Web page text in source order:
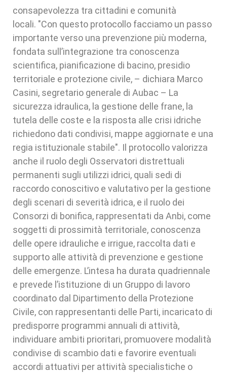
consapevolezza tra cittadini e comunità
locali. "Con questo protocollo facciamo un passo
importante verso una prevenzione più moderna,
fondata sull’integrazione tra conoscenza
scientifica, pianificazione di bacino, presidio
territoriale e protezione civile, – dichiara Marco
Casini, segretario generale di Aubac – La
sicurezza idraulica, la gestione delle frane, la
tutela delle coste e la risposta alle crisi idriche
richiedono dati condivisi, mappe aggiornate e una
regia istituzionale stabile". Il protocollo valorizza
anche il ruolo degli Osservatori distrettuali
permanenti sugli utilizzi idrici, quali sedi di
raccordo conoscitivo e valutativo per la gestione
degli scenari di severità idrica, e il ruolo dei
Consorzi di bonifica, rappresentati da Anbi, come
soggetti di prossimità territoriale, conoscenza
delle opere idrauliche e irrigue, raccolta dati e
supporto alle attività di prevenzione e gestione
delle emergenze. L’intesa ha durata quadriennale
e prevede l’istituzione di un Gruppo di lavoro
coordinato dal Dipartimento della Protezione
Civile, con rappresentanti delle Parti, incaricato di
predisporre programmi annuali di attività,
individuare ambiti prioritari, promuovere modalità
condivise di scambio dati e favorire eventuali
accordi attuativi per attività specialistiche o